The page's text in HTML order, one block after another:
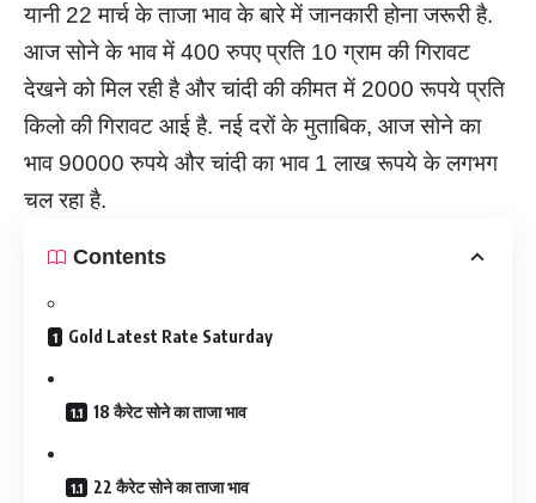
यानी 22 मार्च के ताजा भाव के बारे में जानकारी होना जरूरी है.
आज सोने के भाव में 400 रुपए प्रति 10 ग्राम की गिरावट
देखने को मिल रही है और चांदी की कीमत में 2000 रूपये प्रति
किलो की गिरावट आई है. नई दरों के मुताबिक, आज सोने का
भाव 90000 रुपये और चांदी का भाव 1 लाख रूपये के लगभग
चल रहा है.
Contents
Gold Latest Rate Saturday
18 कैरेट सोने का ताजा भाव
22 कैरेट सोने का ताजा भाव